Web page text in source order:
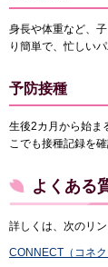
身長や体重など、
り簡単で、忙しい
予防接種
生後2カ月から始ま
こでも接種記録を確
よくある
詳しくは、次のリ
CONNECT（コネ